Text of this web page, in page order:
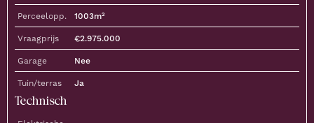
Perceelopp. 1003m²
Vraagprijs €2.975.000
Garage Nee
Tuin/terras Ja
Technisch